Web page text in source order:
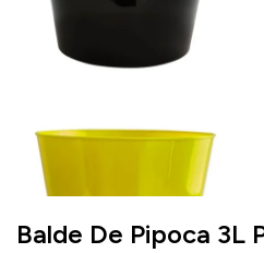
Balde De Pipoca 3L